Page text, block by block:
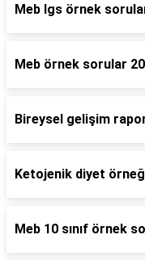
Meb lgs örnek
Meb örnek sorular
Bireysel gelişim
Ketojenik diyet
Meb 10 sınıf örnek